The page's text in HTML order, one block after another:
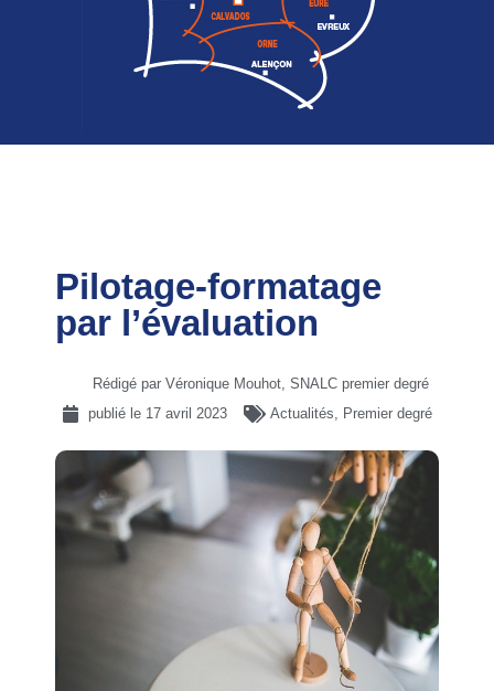
Pilotage-formatage
par l’évaluation
Rédigé par Véronique Mouhot, SNALC premier degré
publié le 17 avril 2023 Actualités, Premier degré